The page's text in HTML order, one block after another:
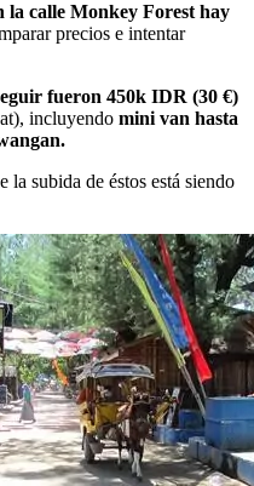
la calle Monkey Forest hay
precios e intentar
fueron 450k IDR (30 €)
incluyendo mini van hasta
la subida de éstos está siendo